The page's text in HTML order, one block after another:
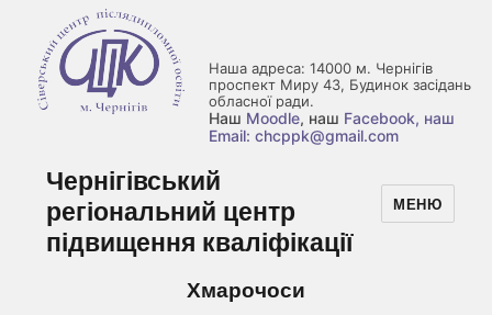
Наша адреса: 14000 м. Чернігів
проспект Миру 43, Будинок засідань
обласної ради.
Наш Moodle, наш Facebook, наш
Email: chcppk@gmail.com
Чернігівський
регіональний центр
підвищення кваліфікації
МЕНЮ
Хмарочоси